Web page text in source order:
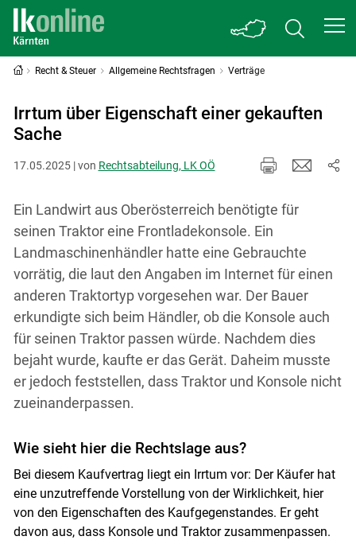
Recht & Steuer Allgemeine Rechtsfragen Verträge
Irrtum über Eigenschaft einer gekauften
Sache
17.05.2025 | von Rechtsabteilung, LK OÖ
Ein Landwirt aus Oberösterreich benötigte für
seinen Traktor eine Frontladekonsole. Ein
Landmaschinenhändler hatte eine Gebrauchte
vorrätig, die laut den Angaben im Internet für einen
anderen Traktortyp vorgesehen war. Der Bauer
erkundigte sich beim Händler, ob die Konsole auch
für seinen Traktor passen würde. Nachdem dies
bejaht wurde, kaufte er das Gerät. Daheim musste
er jedoch feststellen, dass Traktor und Konsole nicht
zueinanderpassen.
Wie sieht hier die Rechtslage aus?
Bei diesem Kaufvertrag liegt ein Irrtum vor: Der Käufer hat
eine unzutreffende Vorstellung von der Wirklichkeit, hier
von den Eigenschaften des Kaufgegenstandes. Er geht
davon aus, dass Konsole und Traktor zusammenpassen.